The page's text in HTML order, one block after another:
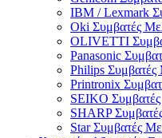
IBM / Lexmark
Oki Συμβατές
OLIVETTI
Panasonic
Philips Συμβατές
Printronix
SEIKO Συμβατές
SHARP
Star Συμβατές